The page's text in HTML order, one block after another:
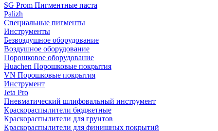
SG Prom Пигментные паста
Palizh
Специальные пигменты
Инструменты
Безвоздушное оборудование
Воздушное оборудование
Порошковое оборудование
Huachen Порошковые покрытия
VN Порошковые покрытия
Инструмент
Jeta Pro
Пневматический шлифовальный инструмент
Краскораспылители бюджетные
Краскораспылители для грунтов
Краскораспылители для финишных покрытий